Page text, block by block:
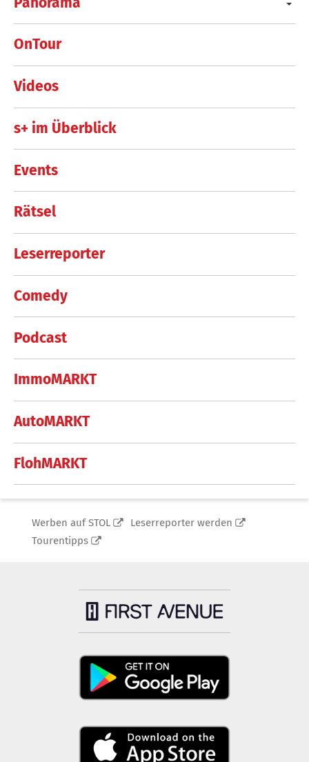
OnTour
Videos
s+ im Überblick
Events
Rätsel
Leserreporter
Comedy
Podcast
ImmoMARKT
AutoMARKT
FlohMARKT
Werben auf STOL
Leserreporter werden
Tourentipps